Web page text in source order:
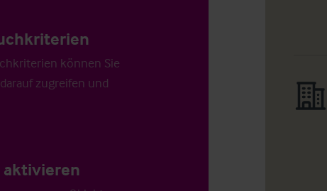
können Sie
zugreifen und
aktivieren